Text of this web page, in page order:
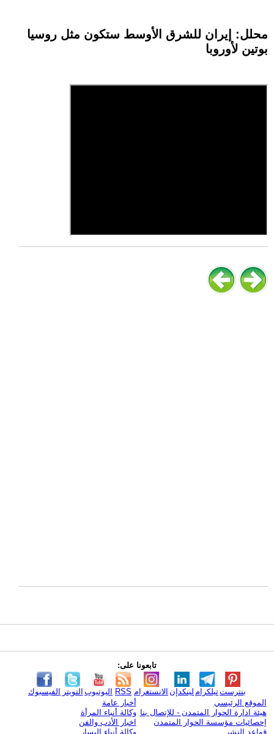
محلل: إيران للشرق الأوسط ستكون مثل روسيا
بوتين لأوروبا
تابعونا على:
الفيسبوك التويتر اليوتيوب RSS الانستغرام لينكدإن تيلكرامبنترست
الموقع الرئيسي
هيئة ادارة الحوار المتمدن - للإتصال بنا
إحصائيات مؤسسة الحوار المتمدن
قواعد النشر
أخبار عامة
وكالة أنباء المرأة
اخبار الأدب والفن
وكالة أنباء اليسار